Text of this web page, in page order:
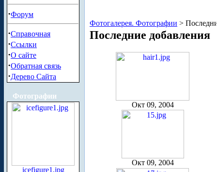
·Форум
·Справочная
·Ссылки
·О сайте
·Обратная связь
·Дерево Сайта
Фотографии
icefigure1.jpg
Фотогалерея. Фотографии >
Последние добавления
Окт 09, 2004
Окт 09, 2004